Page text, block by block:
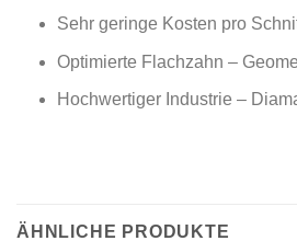
Sehr geringe Kosten pro
Optimierte Flachzahn –
Hochwertiger Industrie –
ÄHNLICHE PRODUKTE